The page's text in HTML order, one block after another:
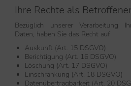
Ihre Rechte als
Bezüglich unserer Verarbeitung
Daten, haben Sie das Recht auf
Auskunft (Art. 15 DSGVO)
Berichtigung (Art. 16 DSGVO)
Löschung (Art. 17 DSGVO)
Einschränkung (Art. 18 DSGVO)
Datenübertragbarkeit (Art. 20